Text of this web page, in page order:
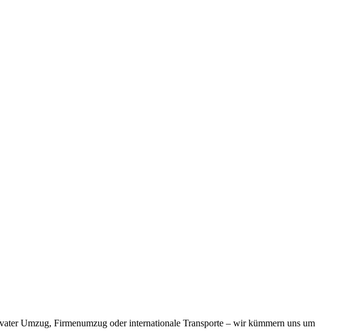
Umzug, Firmenumzug oder internationale Transporte – wir kümmern uns um